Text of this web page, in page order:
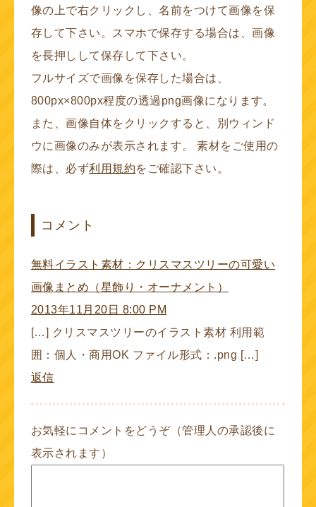
像の上で右クリックし、名前をつけて画像を保
存して下さい。スマホで保存する場合は、画像
を長押しして保存して下さい。
フルサイズで画像を保存した場合は、
800px×800px程度の透過png画像になります。
また、画像自体をクリックすると、別ウィンド
ウに画像のみが表示されます。 素材をご使用の
際は、必ず利用規約をご確認下さい。
コメント
無料イラスト素材：クリスマスツリーの可愛い
画像まとめ（星飾り・オーナメント）
2013年11月20日 8:00 PM
[…] クリスマスツリーのイラスト素材 利用範
囲：個人・商用OK ファイル形式：.png […]
返信
お気軽にコメントをどうぞ（管理人の承認後に
表示されます）